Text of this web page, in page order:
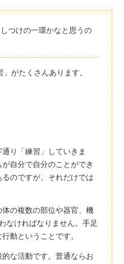
つけの一環かなと思うの
がたくさんあります。
り「練習」していきま
自分で自分のことができ
のですが、それだけでは
の複数の部位や器官、機
なければなりません。手足
動ということです。
な活動です。普通ならお